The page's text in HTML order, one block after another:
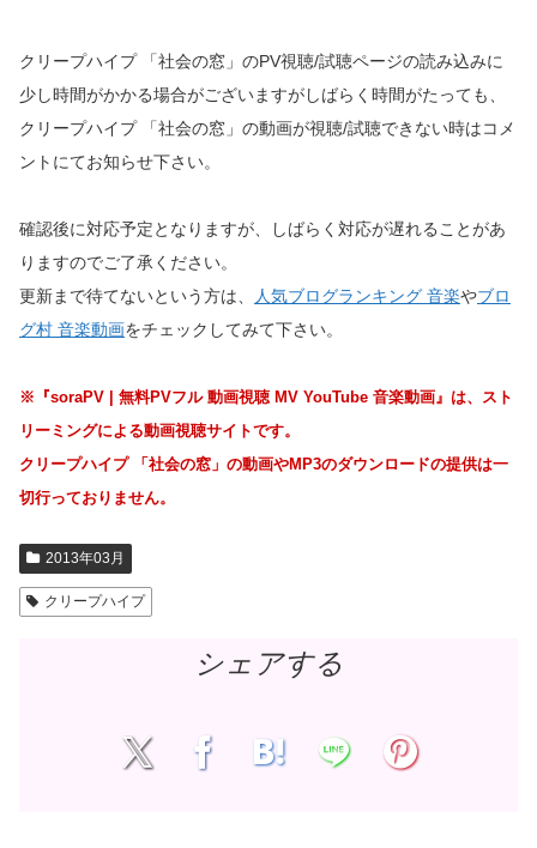
クリープハイプ 「社会の窓」のPV視聴/試聴ページの読み込みに
少し時間がかかる場合がございますがしばらく時間がたっても、
クリープハイプ 「社会の窓」の動画が視聴/試聴できない時はコメ
ントにてお知らせ下さい。
確認後に対応予定となりますが、しばらく対応が遅れることがあ
りますのでご了承ください。
更新まで待てないという方は、
人気ブログランキング 音楽やブロ
グ村 音楽動画をチェックしてみて下さい。
※『soraPV | 無料PVフル 動画視聴 MV YouTube 音楽動画』は、スト
リーミングによる動画視聴サイトです。
クリープハイプ 「社会の窓」の動画やMP3のダウンロードの提供は一
切行っておりません。
2013年03月
クリープハイプ
シェアする